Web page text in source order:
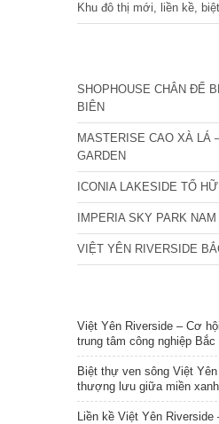
Khu đô thị mới, liền kề,
SHOPHOUSE CHÂN ĐẾ
BIÊN
MASTERISE CAO XÀ LÁ
GARDEN
ICONIA LAKESIDE TỐ
IMPERIA SKY PARK NAM
VIỆT YÊN RIVERSIDE
Việt Yên Riverside – Cơ
trung tâm công nghiệp Bắc
Biệt thự ven sông Việt
thượng lưu giữa miền
Liền kề Việt Yên Riverside